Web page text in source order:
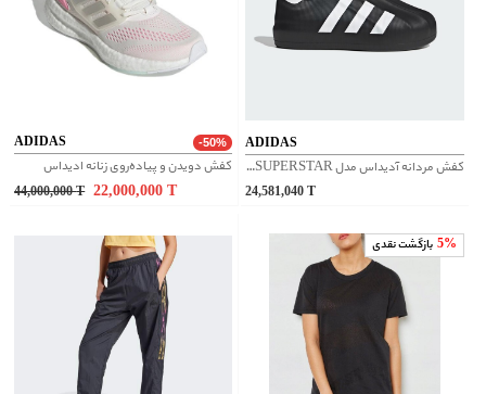
ADIDAS -50%
کفش دویدن و پیاده‌روی زنانه ادیداس
44,000,000 T 22,000,000
ADIDAS
کفش مردانه آدیداس مدل SUPERSTAR کد HQ8752
24,581,040
5% بازگشت نقدی